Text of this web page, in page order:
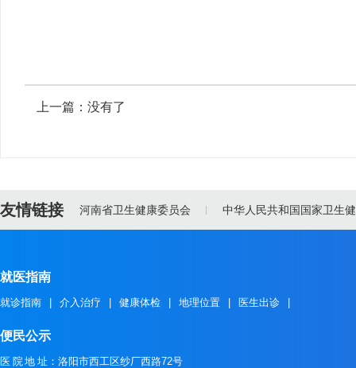
上一篇：没有了
友情链接 河南省卫生健康委员会 中华人民共和国国家卫生
就医指南
就诊指南 介入治疗 健康体检 地理位置 医生出诊
便民公示
医院地址 ：洛阳市西工区纱厂西路72号